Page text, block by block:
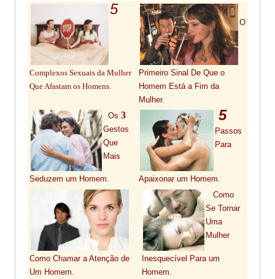
5
Complexos Sexuais da Mulher
Que Afastam os Homens.
O
Primeiro Sinal De Que o
Homem Está a Fim da
Mulher.
Os 3
Gestos
Que
Mais
Seduzem um Homem.
5
Passos
Para
Apaixonar um Homem.
Como Chamar a Atenção de
Um Homem.
Como
Se Tornar
Uma
Mulher
Inesquecível Para um
Homem.